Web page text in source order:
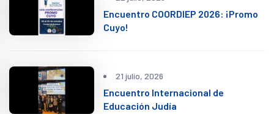
Encuentro COORDIEP 2026: ¡Promo
Cuyo!
21 julio, 2026
Encuentro Internacional de
Educación Judía